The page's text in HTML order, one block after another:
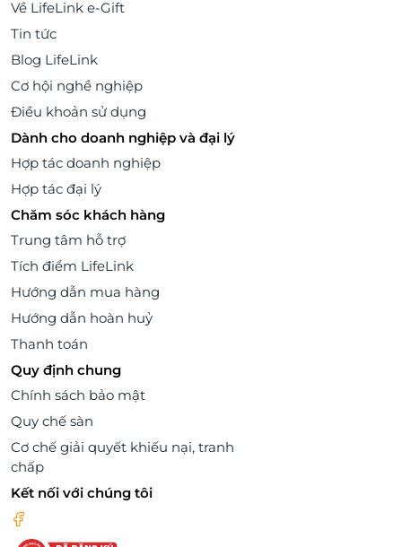
Về LifeLink e-Gift
Tin tức
Blog LifeLink
Cơ hội nghề nghiệp
Điều khoản sử dụng
Dành cho doanh nghiệp và đại lý
Hợp tác doanh nghiệp
Hợp tác đại lý
Chăm sóc khách hàng
Trung tâm hỗ trợ
Tích điểm LifeLink
Hướng dẫn mua hàng
Hướng dẫn hoàn huỷ
Thanh toán
Quy định chung
Chính sách bảo mật
Quy chế sàn
Cơ chế giải quyết khiếu nại, tranh
chấp
Kết nối với chúng tôi